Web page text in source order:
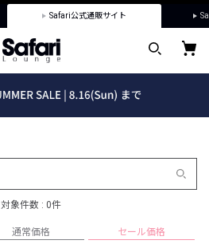
Safari公式通販サイト
対象件数 : 0件
通常価格 セール価格